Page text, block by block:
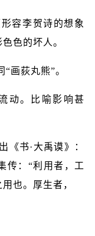
容李贺诗的想象
色的坏人。
画荻丸熊”。
动。比喻影响甚
《书·大禹谟》：
传：“利用者，工
也。厚生者，